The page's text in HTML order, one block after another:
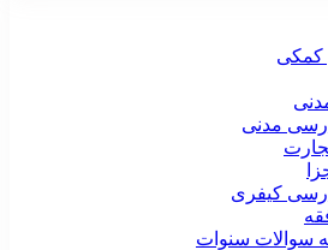
کمکی
مدنی
کیفری
سوالات سنوات